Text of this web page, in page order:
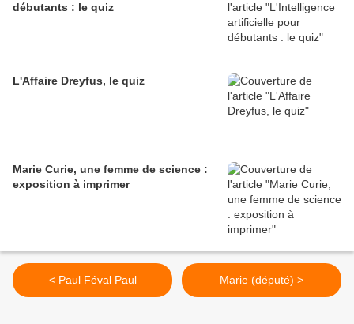
débutants : le quiz
L'Affaire Dreyfus, le quiz
Marie Curie, une femme de science :
exposition à imprimer
< Paul Féval Paul Marie (député) >